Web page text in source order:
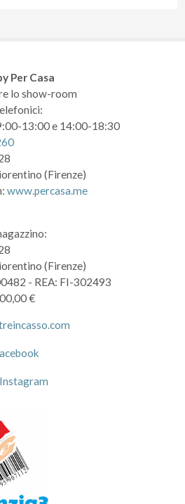
Per Casa
lo show-room
13:00 e 14:00-18:30
(Firenze)
www.percasa.me
(Firenze)
- REA: FI-302493
€